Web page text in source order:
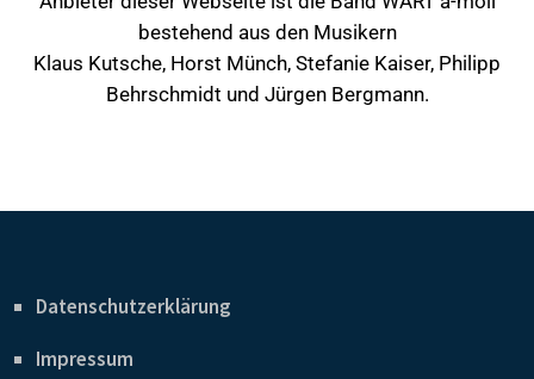
bestehend aus den Musikern
Klaus Kutsche, Horst Münch, Stefanie Kaiser, Philipp
Behrschmidt und Jürgen Bergmann.
Datenschutzerklärung
Impressum